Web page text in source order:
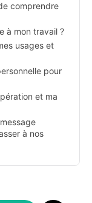
comprendre
à mon travail ?
usages et
pour
et ma
à nos